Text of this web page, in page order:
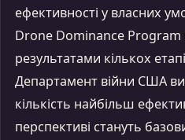
ефективності у власних
Drone Dominance
результатами кількох
Департамент війни США
кількість найбільш
перспективі стануть